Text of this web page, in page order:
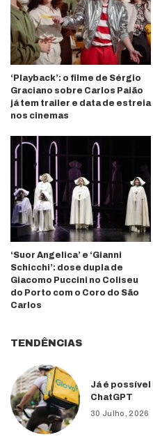
‘Playback’: o filme de Sérgio
Graciano sobre Carlos Paião
já tem trailer e data de estreia
nos cinemas
‘Suor Angelica’ e ‘Gianni
Schicchi’: dose dupla de
Giacomo Puccini no Coliseu
do Porto com o Coro do São
Carlos
TENDÊNCIAS
Já é possível
ChatGPT
30 Julho, 2026